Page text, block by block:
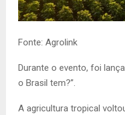
Fonte: Agrolink
Durante o evento, foi
o Brasil tem?”.
A agricultura tropical